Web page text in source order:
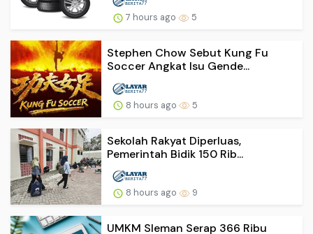
7 hours ago 5
Stephen Chow Sebut Kung Fu
Soccer Angkat Isu Gende...
8 hours ago 5
Sekolah Rakyat Diperluas,
Pemerintah Bidik 150 Rib...
8 hours ago 9
UMKM Sleman Serap 366 Ribu